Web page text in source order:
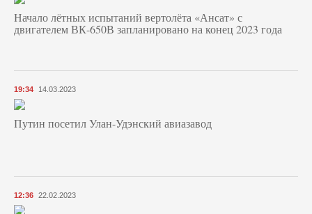
Начало лётных испытаний вертолёта «Ансат» с
двигателем ВК-650В запланировано на конец 2023 года
19:34 14.03.2023
Путин посетил Улан-Удэнский авиазавод
12:36 22.02.2023